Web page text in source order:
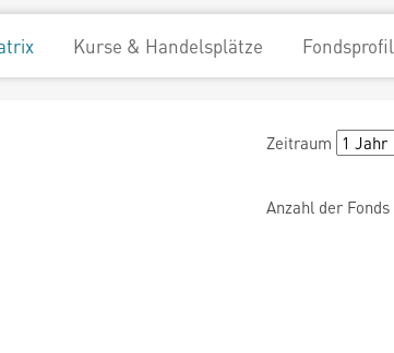
Kurse & Handelsplätze Fondsprofil
Zeitraum
Anzahl der Fonds